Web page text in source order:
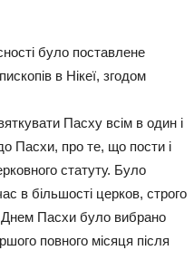
було поставлене
в Нікеї, згодом
Пасху всім в один і
Пасхи, про те, що пости і
статуту. Було
в більшості церков, строго
Днем Пасхи було вибрано
повного місяця після